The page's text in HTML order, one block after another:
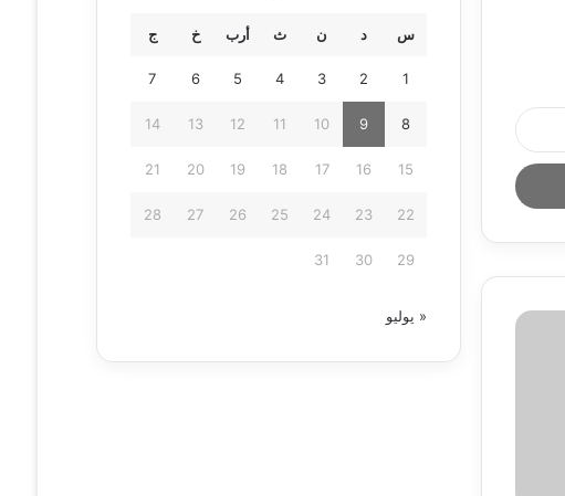
س د ن ث أرب خ ج
1
2
3
4
5
6
7
8
9
10
11
12
13
14
15
16
17
18
19
20
21
22
23
24
25
26
27
28
29
30
31
« يوليو